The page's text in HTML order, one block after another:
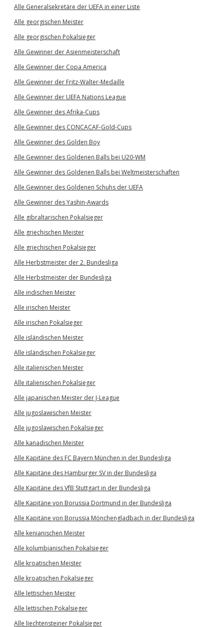
Alle Generalsekretäre der UEFA in einer Liste
Alle georgischen Meister
Alle georgischen Pokalsieger
Alle Gewinner der Asienmeisterschaft
Alle Gewinner der Copa America
Alle Gewinner der Fritz-Walter-Medaille
Alle Gewinner der UEFA Nations League
Alle Gewinner des Afrika-Cups
Alle Gewinner des CONCACAF-Gold-Cups
Alle Gewinner des Golden Boy
Alle Gewinner des Goldenen Balls bei U20-WM
Alle Gewinner des Goldenen Balls bei Weltmeisterschaften
Alle Gewinner des Goldenen Schuhs der UEFA
Alle Gewinner des Yashin-Awards
Alle gibraltarischen Pokalsieger
Alle griechischen Meister
Alle griechischen Pokalsieger
Alle Herbstmeister der 2. Bundesliga
Alle Herbstmeister der Bundesliga
Alle indischen Meister
Alle irischen Meister
Alle irischen Pokalsieger
Alle isländischen Meister
Alle isländischen Pokalsieger
Alle italienischen Meister
Alle italienischen Pokalsieger
Alle japanischen Meister der J-League
Alle jugoslawischen Meister
Alle jugoslawischen Pokalsieger
Alle kanadischen Meister
Alle Kapitäne des FC Bayern München in der Bundesliga
Alle Kapitäne des Hamburger SV in der Bundesliga
Alle Kapitäne des VfB Stuttgart in der Bundesliga
Alle Kapitäne von Borussia Dortmund in der Bundesliga
Alle Kapitäne von Borussia Mönchengladbach in der Bundesliga
Alle kenianischen Meister
Alle kolumbianischen Pokalsieger
Alle kroatischen Meister
Alle kroatischen Pokalsieger
Alle lettischen Meister
Alle lettischen Pokalsieger
Alle liechtensteiner Pokalsieger